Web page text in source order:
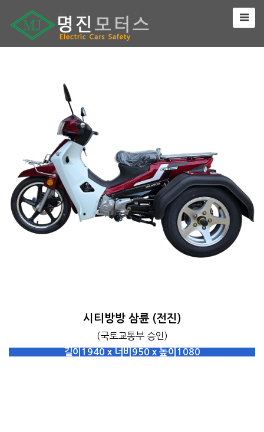
시티방방 삼륜 (전진)
(국토교통부 승인)
길이1940 x 너비950 x 높이1080